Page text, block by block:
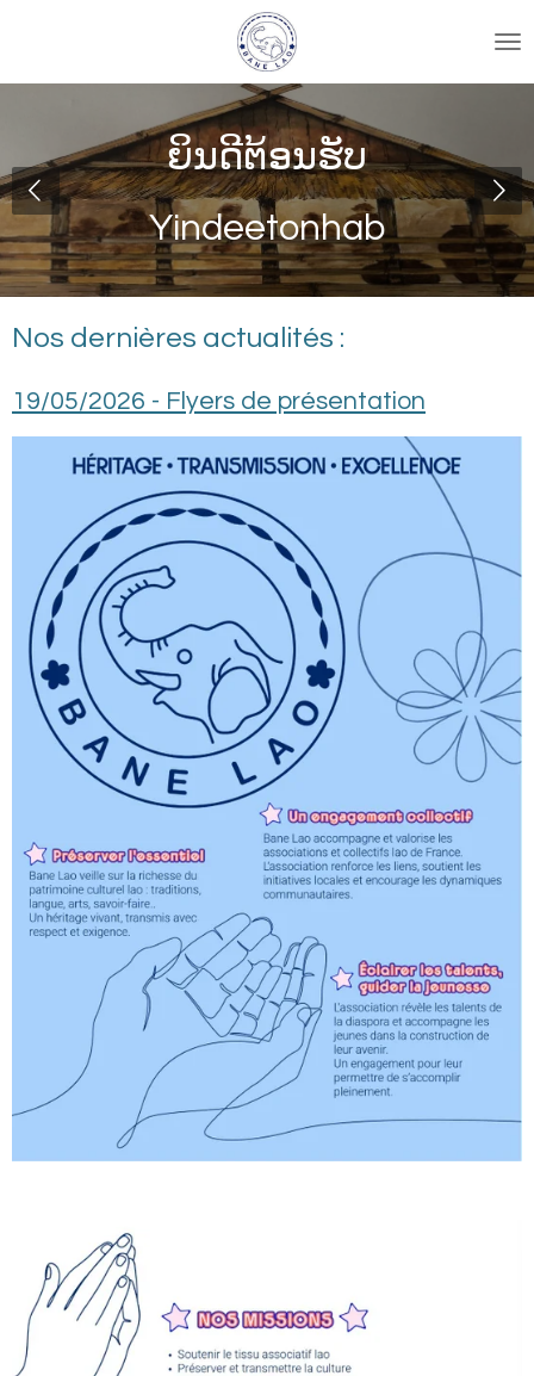
contenu
ສະບາຍດີ
Sabaidee
Nos dernières actualités :
19/05/2026 - Flyers de présentation